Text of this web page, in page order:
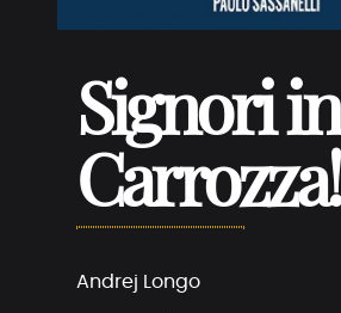
Signori in
Carrozza!
Andrej Longo